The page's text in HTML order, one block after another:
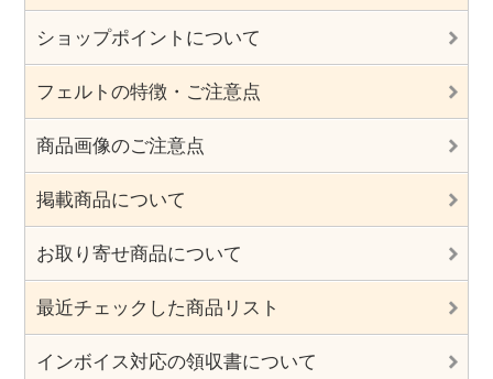
ショップポイントについて
フェルトの特徴・ご注意点
商品画像のご注意点
掲載商品について
お取り寄せ商品について
最近チェックした商品リスト
インボイス対応の領収書について